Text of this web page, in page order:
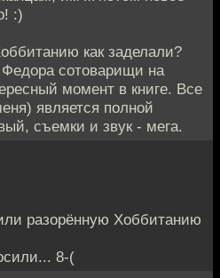
:)
как заделали?
сотоварищи на
момент в книге. Все
является полной
съемки и звук - мега.
разорённую Хоббитанию
8-(